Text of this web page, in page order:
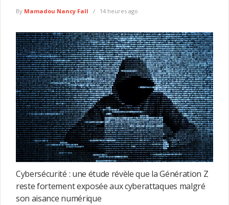
By Mamadou Nancy Fall 14 heures ago
Cybersécurité : une étude révèle que la Génération Z
reste fortement exposée aux cyberattaques malgré
son aisance numérique